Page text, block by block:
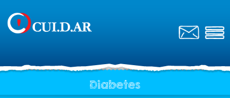
Diabetes